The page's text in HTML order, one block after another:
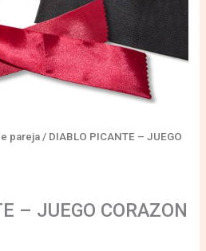
pareja / DIABLO PICANTE – JUEGO
– JUEGO CORAZON